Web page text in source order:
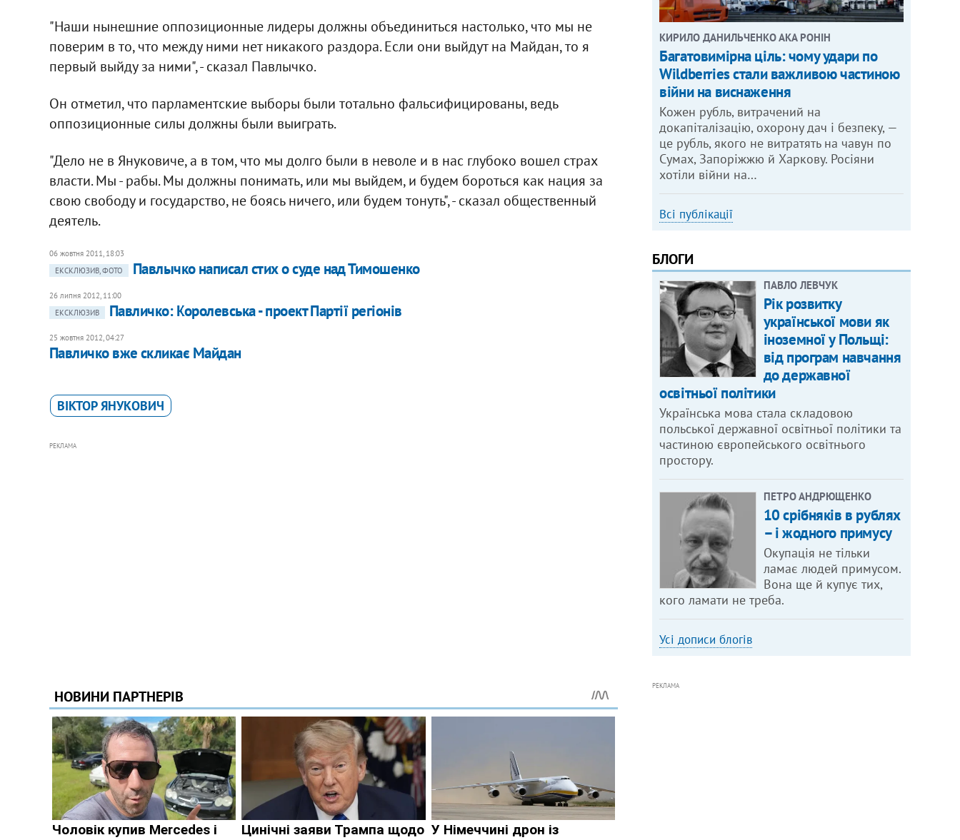
"Наши нынешние оппозиционные лидеры должны объединиться настолько, что мы не
поверим в то, что между ними нет никакого раздора. Если они выйдут на Майдан, то я
первый выйду за ними", - сказал Павлычко.
Он отметил, что парламентские выборы были тотально фальсифицированы, ведь
оппозиционные силы должны были выиграть.
"Дело не в Януковиче, а в том, что мы долго были в неволе и в нас глубоко вошел страх
власти. Мы - рабы. Мы должны понимать, или мы выйдем, и будем бороться как нация за
свою свободу и государство, не боясь ничего, или будем тонуть", - сказал общественный
деятель.
06 жовтня 2011, 18:03
ЕКСКЛЮЗИВ, ФОТО
Павлычко написал стих о суде над Тимошенко
26 липня 2012, 11:00
ЕКСКЛЮЗИВ
Павличко: Королевська - проект Партії регіонів
25 жовтня 2012, 04:27
Павличко вже скликає Майдан
ВІКТОР ЯНУКОВИЧ
РЕКЛАМА
КИРИЛО ДАНИЛЬЧЕНКО АКА РОНІН
Багатовимірна ціль: чому удари по
Wildberries стали важливою частиною
війни на виснаження
Кожен рубль, витрачений на
докапіталізацію, охорону дач і безпеку, —
це рубль, якого не витратять на чавун по
Сумах, Запоріжжю й Харкову. Росіяни
хотіли війни на…
Всі публікації
БЛОГИ
ПАВЛО ЛЕВЧУК
Рік розвитку
української мови як
іноземної у Польщі:
від програм навчання
до державної
освітньої політики
Українська мова стала складовою
польської державної освітньої політики та
частиною європейського освітнього
простору.
ПЕТРО АНДРЮЩЕНКО
10 срібняків в рублях
– і жодного примусу
Окупація не тільки
ламає людей примусом.
Вона ще й купує тих,
кого ламати не треба.
Усі дописи блогів
РЕКЛАМА